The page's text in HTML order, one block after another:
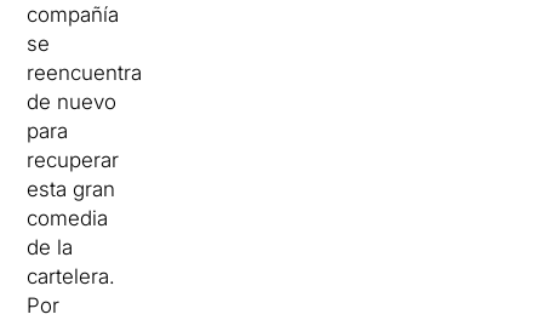
compañía
se
reencuentra
de nuevo
para
recuperar
esta gran
comedia
de la
cartelera.
Por